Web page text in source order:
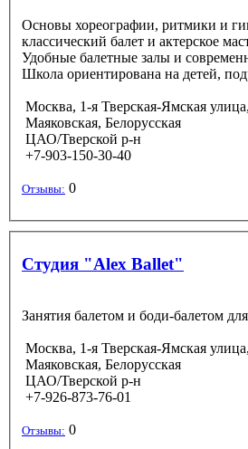
Основы хореографии, ритмики и
классический балет и актерское
Удобные балетные залы и
Школа ориентирована на детей,
Москва, 1-я Тверская-Ямская
Маяковская, Белорусская
ЦАО/Тверской р-н
+7-903-150-30-40
Отзывы: 0
Студия "Alex Ballet"
Занятия балетом и боди-балетом
Москва, 1-я Тверская-Ямская
Маяковская, Белорусская
ЦАО/Тверской р-н
+7-926-873-76-01
Отзывы: 0